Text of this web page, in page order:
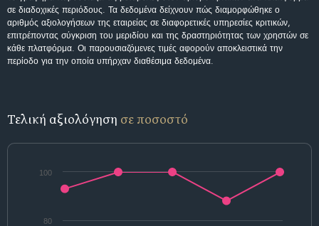
σε διαδοχικές περιόδους. Τα δεδομένα δείχνουν πώς διαμορφώθηκε ο
αριθμός αξιολογήσεων της εταιρείας σε διαφορετικές υπηρεσίες κριτικών,
επιτρέποντας σύγκριση του μεριδίου και της δραστηριότητας των χρηστών σε
κάθε πλατφόρμα. Οι παρουσιαζόμενες τιμές αφορούν αποκλειστικά την
περίοδο για την οποία υπήρχαν διαθέσιμα δεδομένα.
Τελική αξιολόγηση σε ποσοστό
80
100